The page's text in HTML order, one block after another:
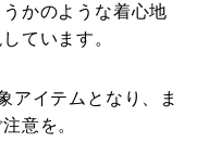
かのような着心地
ています。
アイテムとなり、ま
意を。